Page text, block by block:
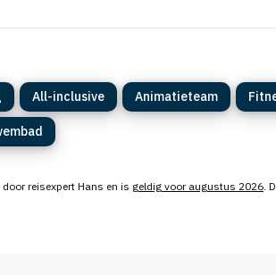
All-inclusive Animatieteam
reisexpert Hans en is geldig voor augustus 2026 .